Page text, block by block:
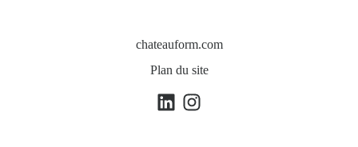
chateauform.com
Plan du site